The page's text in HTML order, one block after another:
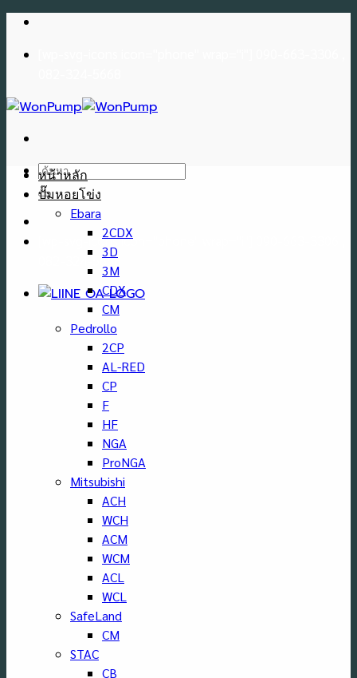
Skip
content
ค้นหา:
[wp-svg-icons icon="phone" wrap="i"] 090-663-3306 ,
082-324-5668
หน้าหลัก
ปั๊มหอยโข่ง
Ebara
2CDX
3D
3M
CDX
CM
Pedrollo
2CP
AL-RED
CP
F
HF
NGA
ProNGA
Mitsubishi
ACH
WCH
ACM
WCM
ACL
WCL
SafeLand
CM
STAC
CB